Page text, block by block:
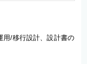
用/移行設計、設計書の